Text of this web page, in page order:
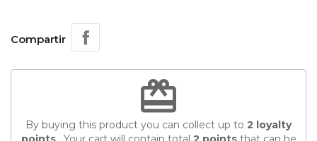
Compartir
redeem
By buying this product you can collect up to 2 loyalty